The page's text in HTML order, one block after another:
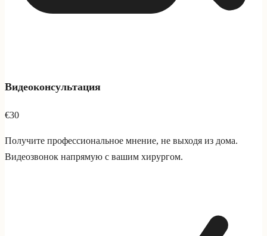
Видеоконсультация
€30
Получите профессиональное мнение, не выходя из дома.
Видеозвонок напрямую с вашим хирургом.